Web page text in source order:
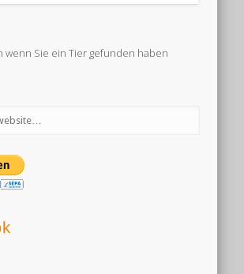
wenn Sie ein Tier gefunden haben